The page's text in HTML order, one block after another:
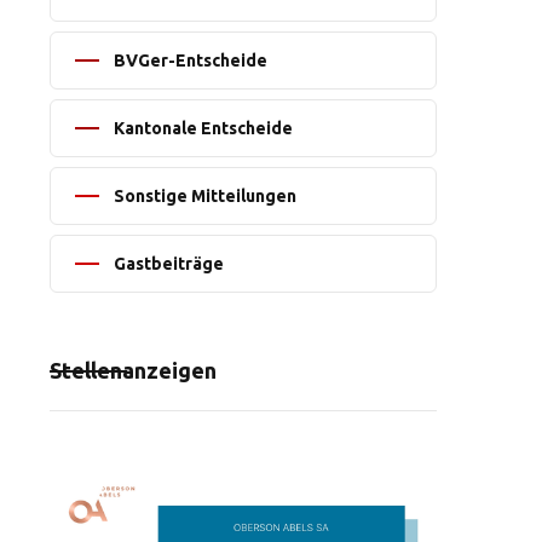
BVGer-Entscheide
Kantonale Entscheide
Sonstige Mitteilungen
Gastbeiträge
Stellenanzeigen